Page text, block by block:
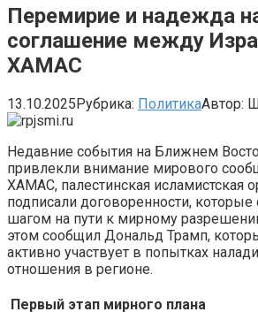
Перемирие и надежда
соглашение между
ХАМАС
13.10.2025Рубрика: ПолитикаАвтор:
Недавние события на Ближнем
привлекли внимание мирового
ХАМАС, палестинская исламистская
подписали договоренности,
шагом на пути к мирному
этом сообщил Дональд Трамп,
активно участвует в попытках
отношения в регионе.
Первый этап мирного плана